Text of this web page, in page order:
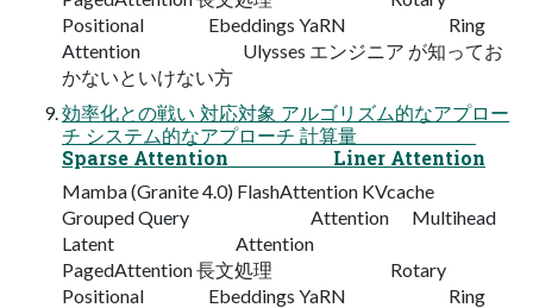
Positional Ebeddings YaRN Ring
Attention Ulysses エンジニア が知ってお
かないといけない方
効率化との戦い 対応対象 アルゴリズム的なアプロー
チ システム的なアプローチ 計算量
Sparse Attention Liner Attention
Mamba (Granite 4.0) FlashAttention KVcache
Grouped Query Attention Multihead
Latent Attention
PagedAttention 長文処理 Rotary
Positional Ebeddings YaRN Ring